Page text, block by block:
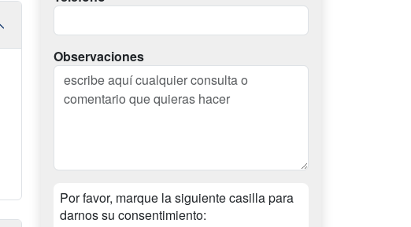
Observaciones
Por favor, marque la siguiente casilla para
darnos su consentimiento: